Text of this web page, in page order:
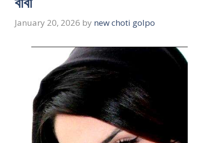
January 20, 2026 by new choti golpo